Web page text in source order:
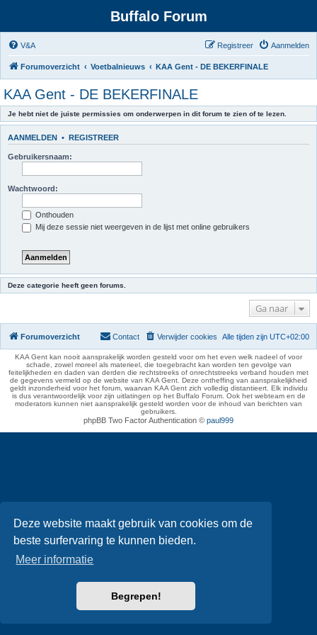
Deze website maakt gebruik van cookies om de
beste surfervaring te kunnen bieden.
Meer informatie
Begrepen!
Buffalo Forum
V&A Aanmelden
Registreer
Forumoverzicht Voetbalnieuws KAA Gent - DE BEKERFINALE
KAA Gent - DE BEKERFINALE
Je hebt niet de juiste permissies om onderwerpen in dit forum te zien of te lezen.
AANMELDEN • REGISTREER
Gebruikersnaam:
Wachtwoord:
Onthouden
Mij deze sessie niet weergeven in de lijst met online gebruikers
Deze categorie heeft geen forums.
Ga naar
Forumoverzicht Alle tijden zijn UTC+02:00
Verwijder cookies
Contact
KAA Gent kan nooit aansprakelijk worden gesteld voor om het even welk nadeel of voor
schade, zowel moreel als materieel, die toegebracht kan worden ten gevolge van
feitelijkheden en daden van derden die rechtstreeks of onrechtstreeks verband houden met
de gegevens vermeld op de website van KAA Gent. Deze ontheffing van aansprakelijkheid
geldt inzonderheid voor het forum, waarvan KAA Gent zich volledig distantieert. Elk individu
is dus verantwoordelijk voor zijn uitlatingen op het Buffalo Forum. Ook het webteam en de
moderators kunnen niet aansprakelijk gesteld worden voor de inhoud van berichten van
gebruikers.
phpBB Two Factor Authentication © paul999